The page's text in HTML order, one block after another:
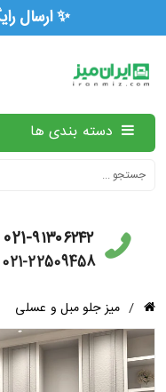
دسته بندی ها
021-۹۱۳۰۶۲۴۲
021-22509458
/ میز جلو مبل و عسلی